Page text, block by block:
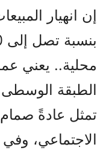
إن انهيار
محلية.. يعني
الطبقة الوسطى
تمثل عادةً صمام
الاجتماعي،